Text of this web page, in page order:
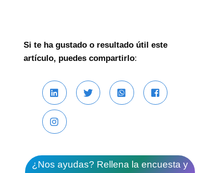
Si te ha gustado o resultado útil este
artículo, puedes compartirlo:
¿Nos ayudas? Rellena la encuesta y